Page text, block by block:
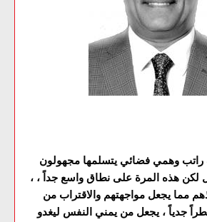
راتب وهمي فضائي يتسلمها مجهولون
لكن هذه المرة على نطاق واسع جداً ، ،
مما يجعل مواجهتهم والاقتراب من
جدياً ، يجعل من يمني النفس ليغدو